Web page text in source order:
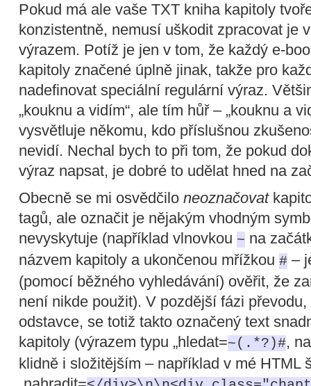
Pokud má ale vaše TXT kniha kapitoly
konzistentně, nemusí uškodit zpracovat je
výrazem. Potíž je jen v tom, že každý e-
kapitoly značené úplně jinak, takže pro
nadefinovat speciální regulární výraz.
„kouknu a vidím“, ale tím hůř – „kouknu a
vysvětluje někomu, kdo příslušnou
nevidí. Nechal bych to při tom, že pokud
výraz napsat, je dobré to udělat hned na
Obecně se mi osvědčilo neoznačovat
tagů, ale označit je nějakým vhodným
nevyskytuje (například vlnovkou ~ na
názvem kapitoly a ukončenou mřížkou # –
(pomocí běžného vyhledávání) ověřit, že
není nikde použit). V pozdější fázi
odstavce, se totiž takto označený text
kapitoly (výrazem typu „hledat=~(.*?)#,
klidně i složitějším – například v mé HTML